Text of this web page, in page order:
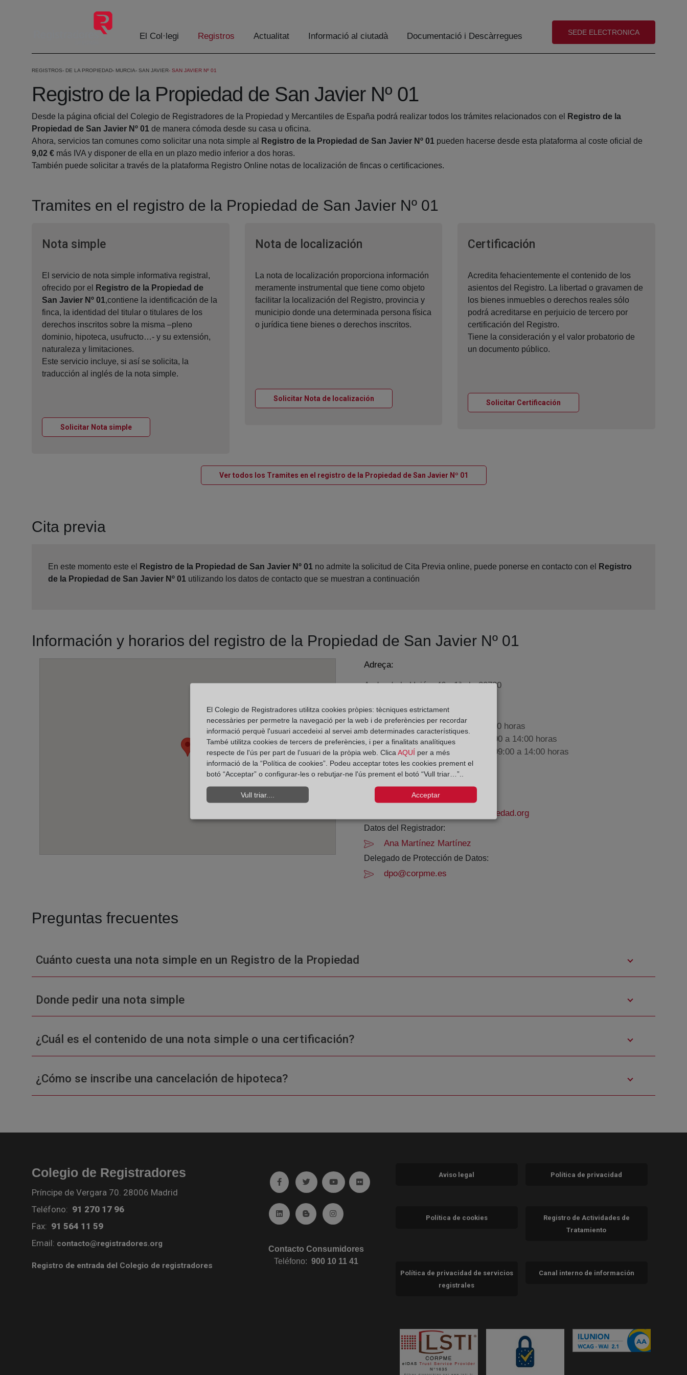
Salta al contingut principal
El Col·legi Registros Actualitat Informació al ciutadà Documentació i Descàrregues (abre en nueva ventana)
SEDE ELECTRONICA
REGISTROS DE LA PROPIEDAD MURCIA SAN JAVIER SAN JAVIER Nº 01
Registro de la Propiedad de San Javier Nº 01
Desde la página oficial del Colegio de Registradores de la Propiedad y Mercantiles de España podrá realizar todos los trámites relacionados con el
Registro de la
Propiedad de San Javier Nº 01 de manera cómoda desde su casa u oficina.
Ahora, servicios tan comunes como solicitar una nota simple al
Registro de la Propiedad de San Javier Nº 01 pueden hacerse desde esta plataforma al coste oficial de
9,02 € más IVA y disponer de ella en un plazo medio inferior a dos horas.
También puede solicitar a través de la plataforma Registro Online notas de localización de fincas o certificaciones.
Tramites en el registro de la Propiedad de San Javier Nº 01
Nota simpleVentana nueva
El servicio de nota simple informativa registral,
ofrecido por el
Registro de la Propiedad de
San Javier Nº 01,contiene la identificación de la
finca, la identidad del titular o titulares de los
derechos inscritos sobre la misma –pleno
dominio, hipoteca, usufructo…- y su extensión,
naturaleza y limitaciones.
Este servicio incluye, si así se solicita, la
traducción al inglés de la nota simple.
Solicitar Nota simpleVentana nueva
Nota de localizaciónVentana nueva
La nota de localización proporciona información
meramente instrumental que tiene como objeto
facilitar la localización del Registro, provincia y
municipio donde una determinada persona física
o jurídica tiene bienes o derechos inscritos.
Solicitar Nota de localizaciónVentana nueva
Certificación
Acredita fehacientemente el contenido de los
asientos del Registro. La libertad o gravamen de
los bienes inmuebles o derechos reales sólo
podrá acreditarse en perjuicio de tercero por
certificación del Registro.
Tiene la consideración y el valor probatorio de
un documento público.
Solicitar Certificación
Ver todos los Tramites en el registro de la Propiedad de San Javier Nº 01
Cita previa
En este momento este el Registro de la Propiedad de San Javier Nº 01 no admite la solicitud de Cita Previa online, puede ponerse en contacto con el
Registro
de la Propiedad de San Javier Nº 01 utilizando los datos de contacto que se muestran a continuación
Información y horarios del registro de la Propiedad de San Javier Nº 01
Adreça:
Avda. de la Unión, 46 - 1ª pl., 30730
Horario:
De lunes a viernes de 09:00 a 17:00 horas
Agosto: De lunes a viernes de 09:00 a 14:00 horas
Los días 24 y 31 de diciembre de 09:00 a 14:00 horas
Datos de contacto:
(968) 19 01 17
sanjavier1@registrodelapropiedad.org
Datos del Registrador:
Ana Martínez Martínez
Delegado de Protección de Datos:
dpo@corpme.es
Preguntas frecuentes
Cuánto cuesta una nota simple en un Registro de la Propiedad
Donde pedir una nota simple
¿Cuál es el contenido de una nota simple o una certificación?
¿Cómo se inscribe una cancelación de hipoteca?
Colegio de Registradores
Príncipe de Vergara 70. 28006 Madrid
Teléfono: 91 270 17 96
Fax: 91 564 11 59
Email: contacto@registradores.org
Registro de entrada del Colegio de registradores
Ir a facebook (abre en ventana nueva)
Ir a twitter (abre en ventana nueva)
Ir a YouTube (abre en ventana nueva)
Ir a Flickr (abre en ventana nueva)
Ir a Linkedin (abre en ventana nueva)
Ir al Blog (abre en ventana nueva)
Ir a Instagram (abre en ventana nueva)
Contacto Consumidores
Teléfono:900 10 11 41
Aviso legal Política de privacidad
Política de cookies
Registro de Actividades de
Tratamiento
Política de privacidad de servicios
registrales
Canal interno de información
El Colegio de Registradores utilitza cookies pròpies: tècniques estrictament
necessàries per permetre la navegació per la web i de preferències per recordar
informació perquè l'usuari accedeixi al servei amb determinades característiques.
També utilitza cookies de tercers de preferències, i per a finalitats analítiques
respecte de l'ús per part de l'usuari de la pròpia web. Clica AQUÍ per a més
informació de la “Política de cookies”. Podeu acceptar totes les cookies prement el
botó “Acceptar” o configurar-les o rebutjar-ne l'ús prement el botó “Vull triar…”..
Vull triar.... Acceptar